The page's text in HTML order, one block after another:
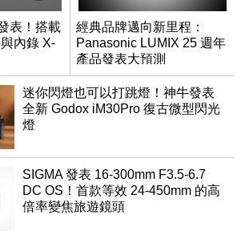
表！搭載
內錄 X-
經典品牌邁向新里程：
Panasonic LUMIX 25 週年
產品發表大預測
迷你閃燈也可以打跳燈！神牛發表
全新 Godox iM30Pro 復古微型閃光
燈
SIGMA 發表 16-300mm F3.5-6.7
DC OS！首款等效 24-450mm 的高
倍率變焦旅遊鏡頭